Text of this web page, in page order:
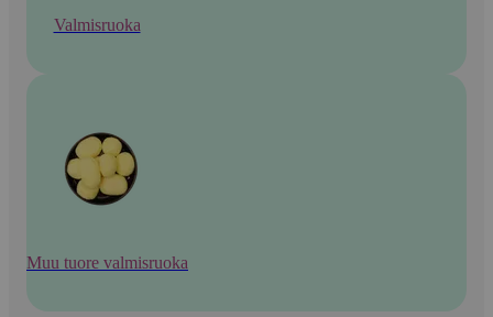
Valmisruoka
Muu tuore valmisruoka